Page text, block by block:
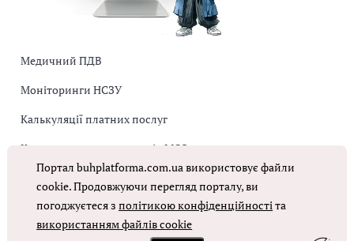
Медичний ПДВ
Моніторинги НСЗУ
Калькуляції платних послуг
Коригувальна накладна від МОЗ
Оплата праці в КНП
ОТРИМАТИ ДОСТУП
Портал buhplatforma.com.ua використовує файли
cookie. Продовжуючи перегляд порталу, ви
погоджуєтеся зполітикою конфіденційностіта
використанням файлів cookie